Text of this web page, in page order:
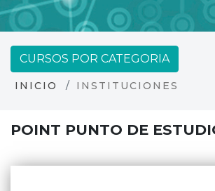
CURSOS POR CATEGORIA
INICIO INSTITUCIONES
POINT PUNTO DE